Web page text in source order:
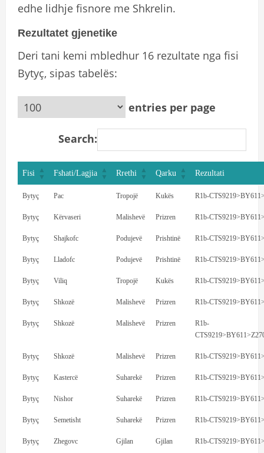
edhe lidhje fisnore me Shkrelin.
Rezultatet gjenetike
Deri tani kemi mbledhur 16 rezultate nga fisi
Bytyç, sipas tabelës:
entries per page
Search:
Fisi Fshati/Lagjia Rrethi Qarku Rezultati
Bytyç Pac Tropojë Kukës R1b-
Bytyç Kërvaseri Malishevë Prizren R1b-
Bytyç Shajkofc Podujevë Prishtinë R1b-
Bytyç Lladofc Podujevë Prishtinë R1b-
Bytyç Viliq Tropojë Kukës R1b-
Bytyç Shkozë Malishevë Prizren R1b-
Bytyç Shkozë Malishevë Prizren
R1b-
Bytyç Shkozë Malishevë Prizren R1b-
Bytyç Kastercë Suharekë Prizren R1b-
Bytyç Nishor Suharekë Prizren R1b-
Bytyç Semetisht Suharekë Prizren R1b-
Bytyç Zhegovc Gjilan Gjilan R1b-